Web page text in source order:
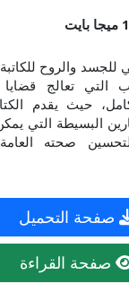
للجسد والروح
التي تعالج قضايا
حيث يقدم
البسيطة التي
صحته
صفحة التحميل
صفحة القراءة